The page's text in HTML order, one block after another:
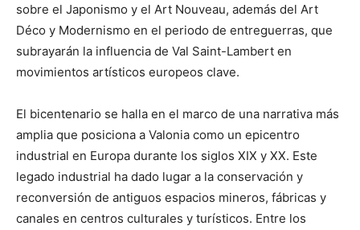
sobre el Japonismo y el Art Nouveau, además del Art
Déco y Modernismo en el periodo de entreguerras, que
subrayarán la influencia de Val Saint-Lambert en
movimientos artísticos europeos clave.
El bicentenario se halla en el marco de una narrativa más
amplia que posiciona a Valonia como un epicentro
industrial en Europa durante los siglos XIX y XX. Este
legado industrial ha dado lugar a la conservación y
reconversión de antiguos espacios mineros, fábricas y
canales en centros culturales y turísticos. Entre los